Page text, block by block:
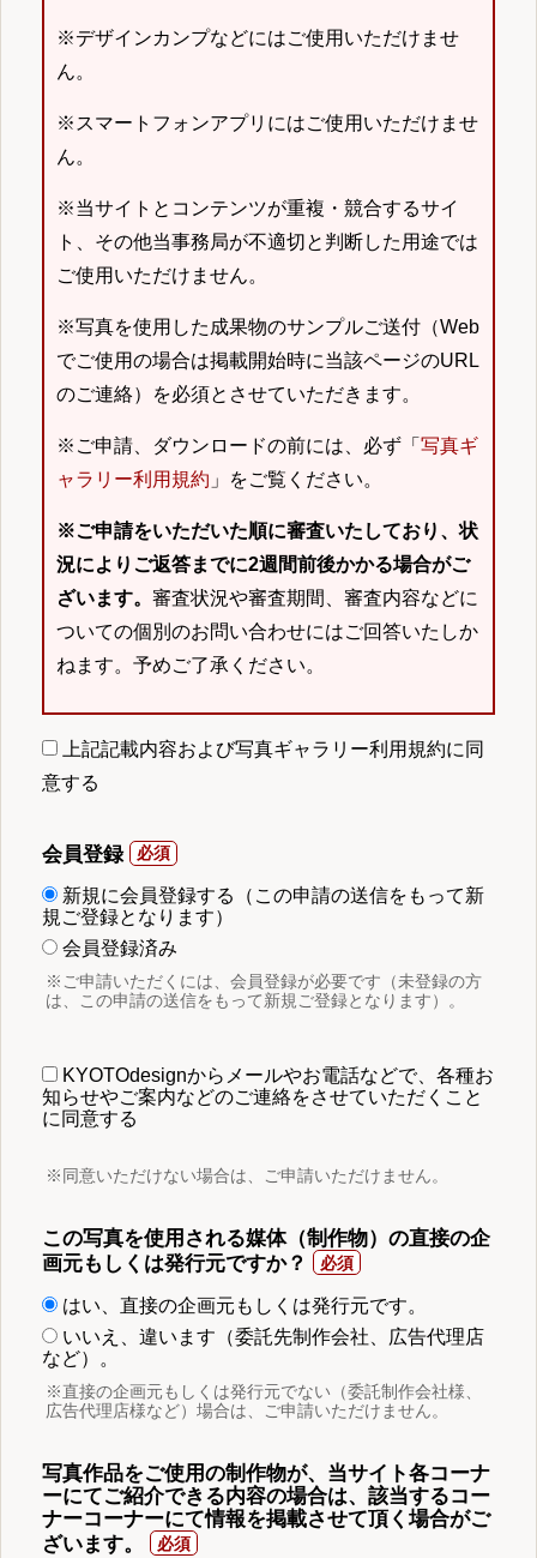
※デザインカンプなどにはご使用いただけませ
ん。
※スマートフォンアプリにはご使用いただけませ
ん。
※当サイトとコンテンツが重複・競合するサイ
ト、その他当事務局が不適切と判断した用途では
ご使用いただけません。
※写真を使用した成果物のサンプルご送付（Web
でご使用の場合は掲載開始時に当該ページのURL
のご連絡）を必須とさせていただきます。
※ご申請、ダウンロードの前には、必ず「 写真ギ
ャラリー利用規約 」をご覧ください。
※ご申請をいただいた順に審査いたしており、状
況によりご返答までに2週間前後かかる場合がご
ざいます。 審査状況や審査期間、審査内容などに
ついての個別のお問い合わせにはご回答いたしか
ねます。予めご了承ください。
上記記載内容および写真ギャラリー利用規約に同
意する
会員登録
新規に会員登録する（この申請の送信をもって新
規ご登録となります）
会員登録済み
※ご申請いただくには、会員登録が必要です（未登録の方
は、この申請の送信をもって新規ご登録となります）。
KYOTOdesignからメールやお電話などで、各種お
知らせやご案内などのご連絡をさせていただくこと
に同意する
※同意いただけない場合は、ご申請いただけません。
この写真を使用される媒体（制作物）の直接の企
画元もしくは発行元ですか？
はい、直接の企画元もしくは発行元です。
いいえ、違います（委託先制作会社、広告代理店
など）。
※直接の企画元もしくは発行元でない（委託制作会社様、
広告代理店様など）場合は、ご申請いただけません。
写真作品をご使用の制作物が、当サイト各コーナ
ーにてご紹介できる内容の場合は、該当するコー
ナーコーナーにて情報を掲載させて頂く場合がご
ざいます。